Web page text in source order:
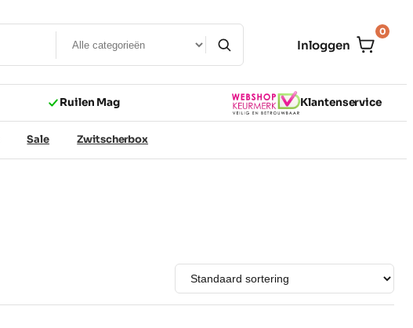
Inloggen
0
Ruilen Mag Klantenservice
Sale Zwitscherbox